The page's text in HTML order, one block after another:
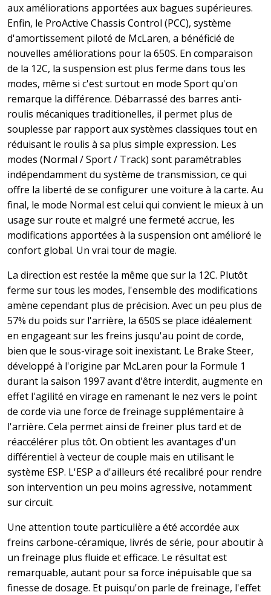
aux améliorations apportées aux bagues supérieures.
Enfin, le ProActive Chassis Control (PCC), système
d'amortissement piloté de McLaren, a bénéficié de
nouvelles améliorations pour la 650S. En comparaison
de la 12C, la suspension est plus ferme dans tous les
modes, même si c'est surtout en mode Sport qu'on
remarque la différence. Débarrassé des barres anti-
roulis mécaniques traditionelles, il permet plus de
souplesse par rapport aux systèmes classiques tout en
réduisant le roulis à sa plus simple expression. Les
modes (Normal / Sport / Track) sont paramétrables
indépendamment du système de transmission, ce qui
offre la liberté de se configurer une voiture à la carte. Au
final, le mode Normal est celui qui convient le mieux à un
usage sur route et malgré une fermeté accrue, les
modifications apportées à la suspension ont amélioré le
confort global. Un vrai tour de magie.
La direction est restée la même que sur la 12C. Plutôt
ferme sur tous les modes, l'ensemble des modifications
amène cependant plus de précision. Avec un peu plus de
57% du poids sur l'arrière, la 650S se place idéalement
en engageant sur les freins jusqu'au point de corde,
bien que le sous-virage soit inexistant. Le Brake Steer,
développé à l'origine par McLaren pour la Formule 1
durant la saison 1997 avant d'être interdit, augmente en
effet l'agilité en virage en ramenant le nez vers le point
de corde via une force de freinage supplémentaire à
l'arrière. Cela permet ainsi de freiner plus tard et de
réaccélérer plus tôt. On obtient les avantages d'un
différentiel à vecteur de couple mais en utilisant le
système ESP. L'ESP a d'ailleurs été recalibré pour rendre
son intervention un peu moins agressive, notamment
sur circuit.
Une attention toute particulière a été accordée aux
freins carbone-céramique, livrés de série, pour aboutir à
un freinage plus fluide et efficace. Le résultat est
remarquable, autant pour sa force inépuisable que sa
finesse de dosage. Et puisqu'on parle de freinage, l'effet